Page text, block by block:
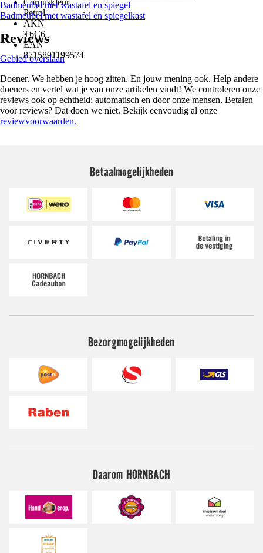
Corpuskleur
Petrol
AKN
T6C6
EAN
8715891199574
Badmeubel met wastafel en spiegel
Badmeubel met wastafel en spiegelkast
Reviews
Gebied overslaan
Doener. We hebben je hoog zitten. En jouw mening ook. Help andere
doeners en vertel wat je van onze artikelen vindt! We controleren onze
reviews ook op echtheid; automatisch en door onze mensen. Betalen
voor reviews? Dat doen we niet. Bekijk eenvoudig al onze
reviewvoorwaarden.
Betaalmogelijkheden
Bezorgmogelijkheden
Daarom HORNBACH